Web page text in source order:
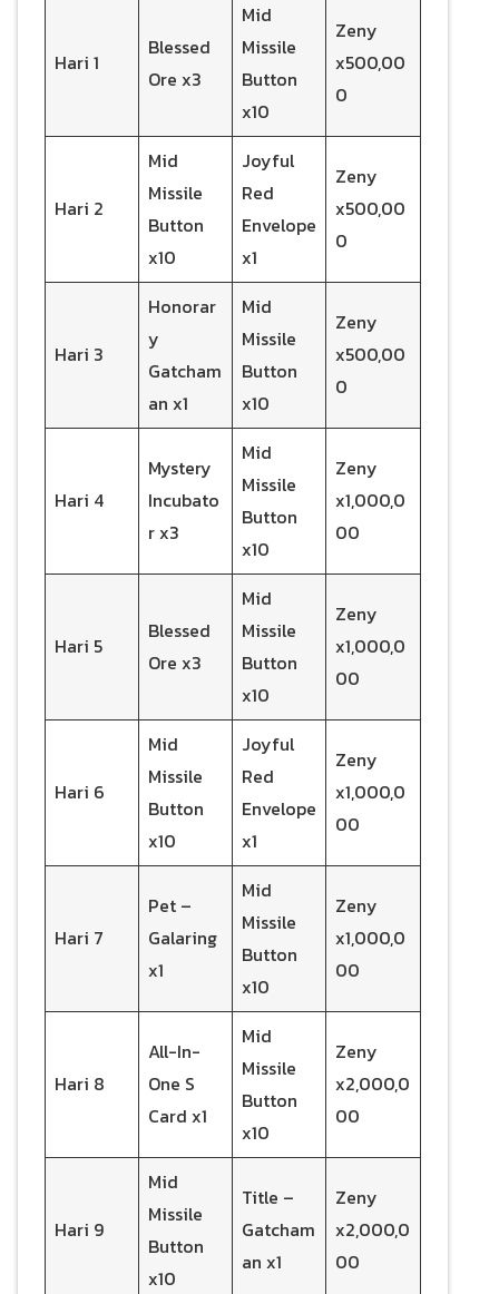
Hari 1
Blessed
Ore x3
Mid
Missile
Button
x10
Zeny
x500,00
0
Hari 2
Mid
Missile
Button
x10
Joyful
Red
Envelope
x1
Zeny
x500,00
0
Hari 3
Honorar
y
Gatcham
an x1
Mid
Missile
Button
x10
Zeny
x500,00
0
Hari 4
Mystery
Incubato
r x3
Mid
Missile
Button
x10
Zeny
x1,000,0
00
Hari 5
Blessed
Ore x3
Mid
Missile
Button
x10
Zeny
x1,000,0
00
Hari 6
Mid
Missile
Button
x10
Joyful
Red
Envelope
x1
Zeny
x1,000,0
00
Hari 7
Pet –
Galaring
x1
Mid
Missile
Button
x10
Zeny
x1,000,0
00
Hari 8
All-In-
One S
Card x1
Mid
Missile
Button
x10
Zeny
x2,000,0
00
Hari 9
Mid
Missile
Button
x10
Title –
Gatcham
an x1
Zeny
x2,000,0
00